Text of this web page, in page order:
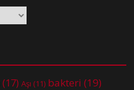
(17) Aşı (11) bakteri (19)